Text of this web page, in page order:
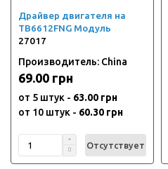
Драйвер двигателя на
TB6612FNG Модуль
27017
Производитель: China
69.00 грн
от 5 штук - 63.00 грн
от 10 штук - 60.30 грн
Отсутствует